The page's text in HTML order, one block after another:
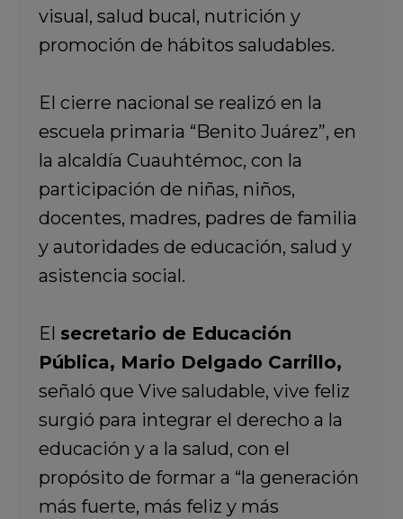
visual, salud bucal, nutrición y
promoción de hábitos saludables.
El cierre nacional se realizó en la
escuela primaria “Benito Juárez”, en
la alcaldía Cuauhtémoc, con la
participación de niñas, niños,
docentes, madres, padres de familia
y autoridades de educación, salud y
asistencia social.
El secretario de Educación
Pública, Mario Delgado Carrillo,
señaló que Vive saludable, vive feliz
surgió para integrar el derecho a la
educación y a la salud, con el
propósito de formar a “la generación
más fuerte, más feliz y más